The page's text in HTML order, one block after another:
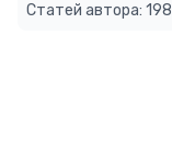
Статей автора: 198